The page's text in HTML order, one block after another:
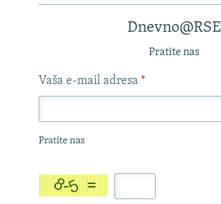
Dnevno@RSE
Pratite nas
Vaša e-mail adresa *
Pratite nas